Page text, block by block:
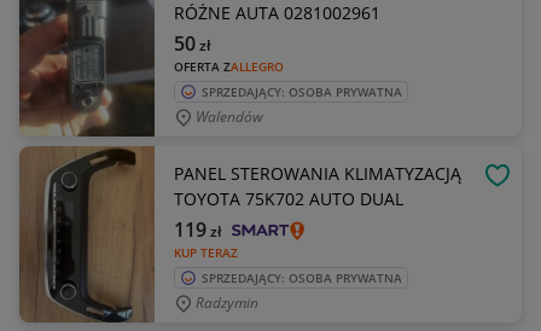
RÓŻNE AUTA 0281002961
OFERTA ZALLEGRO
50zł
SPRZEDAJĄCY: OSOBA PRYWATNA
Walendów
PANEL STEROWANIA KLIMATYZACJĄ
TOYOTA 75K702 AUTO DUAL
KUP TERAZ
119zł
SPRZEDAJĄCY: OSOBA PRYWATNA
Radzymin